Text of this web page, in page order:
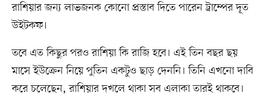
রাশিয়ার জন্য লাভজনক কোনো প্রস্তাব দিতে পারেন ট্রাম্পের দূত
উইটকফ।
তবে এত কিছুর পরও রাশিয়া কি রাজি হবে। এই তিন বছর ছয়
মাসে ইউক্রেন নিয়ে পুতিন একটুও ছাড় দেননি। তিনি এখনো দাবি
করে চলেছেন, রাশিয়ার দখলে থাকা সব এলাকা তারই থাকবে।